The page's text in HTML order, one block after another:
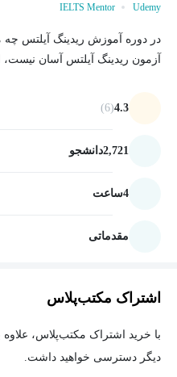
Udemy
IELTS Mentor
در دوره آموزش ریدینگ آیلتس چه
آزمون ریدینگ آیلتس آسان نیست،
4.3
(6)
2,721دانشجو
4ساعت
مقدماتی
اشتراک مکتب‌پلاس
دیگر دسترسی خواهید داشت.